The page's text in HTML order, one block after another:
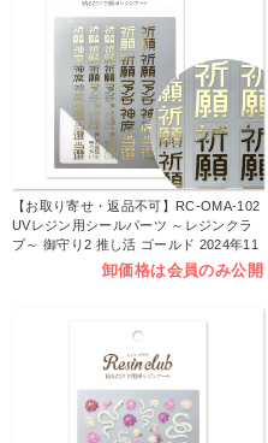
【お取り寄せ・返品不可】RC-OMA-102
UVレジン用シールパーツ ～レジンクラ
ブ～ 御守り2 推し活 ゴールド 2024年11
卸価格は会員のみ公開